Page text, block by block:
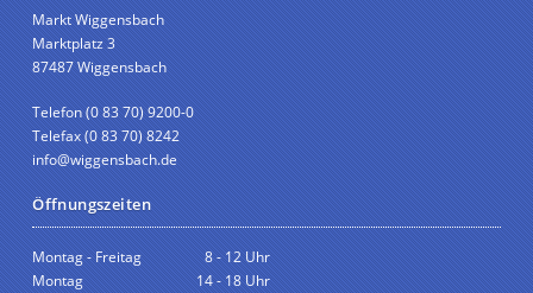
Markt Wiggensbach
Marktplatz 3
87487 Wiggensbach
Telefon (0 83 70) 9200-0
Telefax (0 83 70) 8242
info@wiggensbach.de
Öffnungszeiten
Montag - Freitag
8 - 12 Uhr
Montag
14 - 18 Uhr